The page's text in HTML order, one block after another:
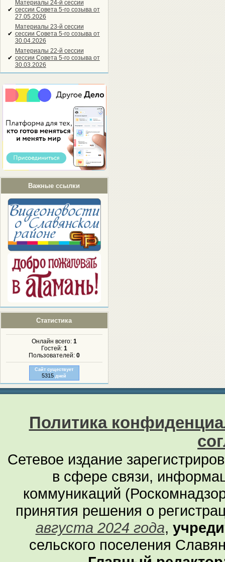
✔
Материалы 24-й сессии
сессии Совета 5-го созыва от
27.05.2026
✔
Материалы 23-й сессии
сессии Совета 5-го созыва от
30.04.2026
✔
Материалы 22-й сессии
сессии Совета 5-го созыва от
30.03.2026
Важные ссылки
Статистика
Онлайн всего: 1
Гостей: 1
Пользователей: 0
Сайт существует
5315 дней
Политика
Сетевое издание
в сфере связи,
коммуникаций
принятия решения о
августа 2024 года,
сельского поселения